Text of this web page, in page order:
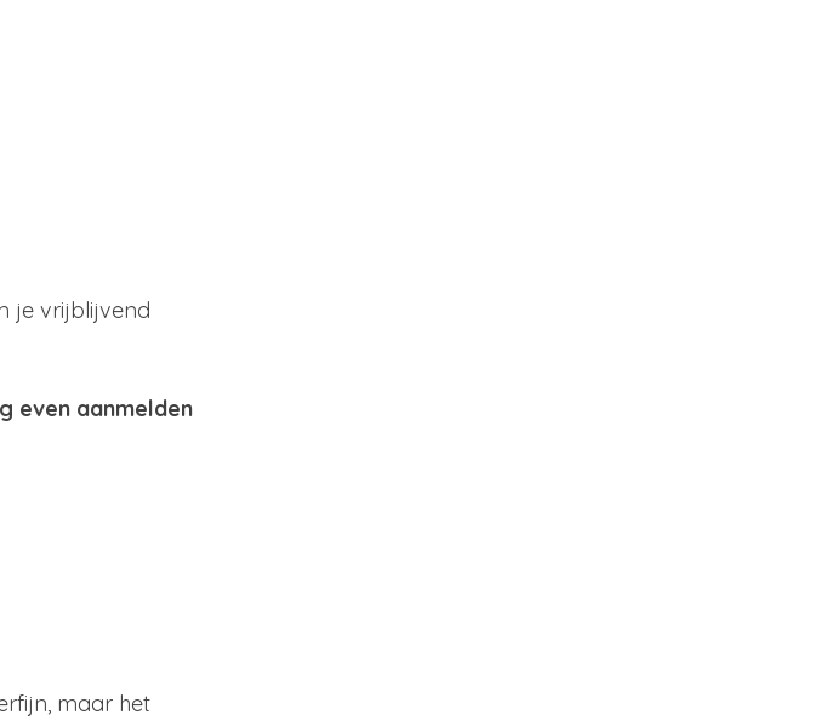
je vrijblijvend
even aanmelden
maar het